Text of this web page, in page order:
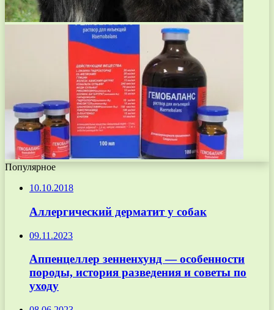
Популярное
10.10.2018
Аллергический дерматит у собак
09.11.2023
Аппенцеллер зенненхунд — особенности
породы, история разведения и советы по
уходу